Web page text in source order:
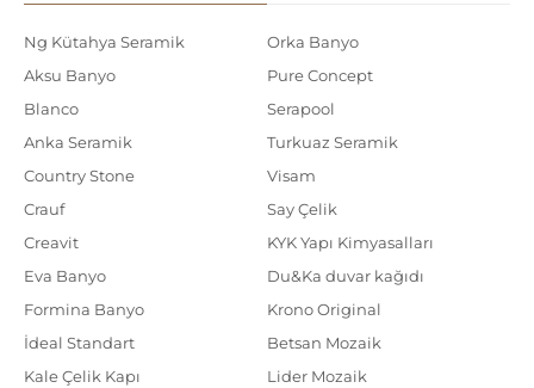
Ng Kütahya Seramik
Aksu Banyo
Blanco
Anka Seramik
Country Stone
Crauf
Creavit
Eva Banyo
Formina Banyo
İdeal Standart
Kale Çelik Kapı
Orka Banyo
Pure Concept
Serapool
Turkuaz Seramik
Visam
Say Çelik
KYK Yapı Kimyasalları
Du&Ka duvar kağıdı
Krono Original
Betsan Mozaik
Lider Mozaik